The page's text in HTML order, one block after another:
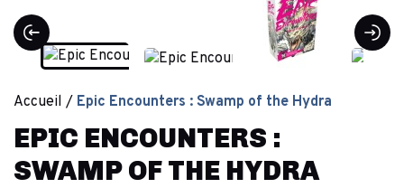
Accueil Epic Encounters : Swamp of the Hydra
EPIC ENCOUNTERS :
SWAMP OF THE HYDRA